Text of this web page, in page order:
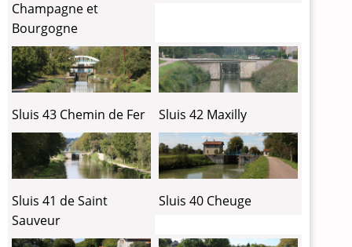
Champagne et
Bourgogne
Sluis 43 Chemin de Fer Sluis 42 Maxilly
Sluis 41 de Saint
Sauveur
Sluis 40 Cheuge